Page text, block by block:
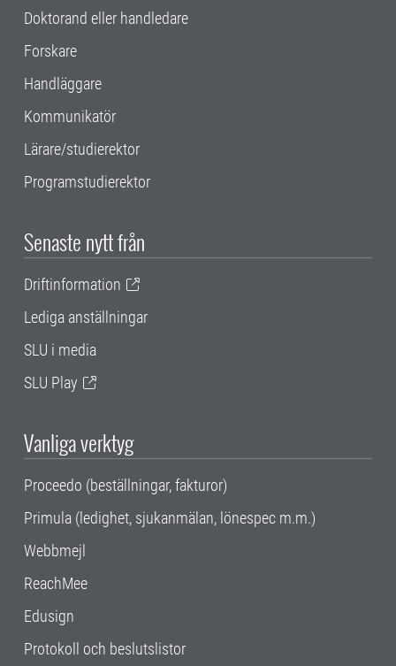
Doktorand eller handledare
Forskare
Handläggare
Kommunikatör
Lärare/studierektor
Programstudierektor
Senaste nytt från
Driftinformation
Lediga anställningar
SLU i media
SLU Play
Vanliga verktyg
Proceedo (beställningar, fakturor)
Primula (ledighet, sjukanmälan, lönespec m.m.)
Webbmejl
ReachMee
Edusign
Protokoll och beslutslistor